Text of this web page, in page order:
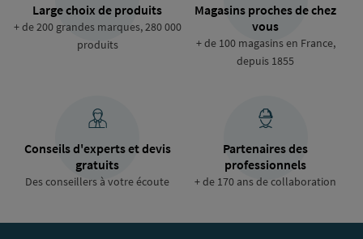
Large choix de produits
+ de 200 grandes marques, 280 000
produits
Magasins proches de chez
vous
+ de 100 magasins en France,
depuis 1855
Conseils d'experts et devis
gratuits
Des conseillers à votre écoute
Partenaires des
professionnels
+ de 170 ans de collaboration